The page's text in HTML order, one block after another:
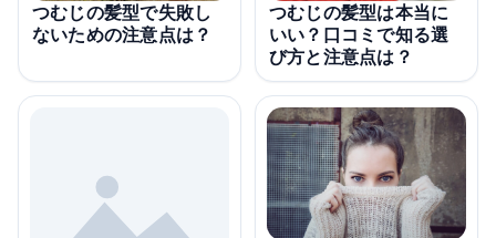
つむじの髪型で失敗し
ないための注意点は？
つむじの髪型は本当に
いい？口コミで知る選
び方と注意点は？